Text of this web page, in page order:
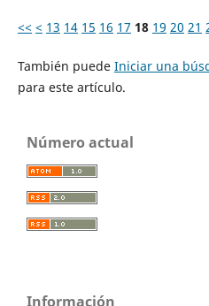
<< < 13 14 15 16 17 18 19 20 21
También puede Iniciar una
para este artículo.
Número actual
Información